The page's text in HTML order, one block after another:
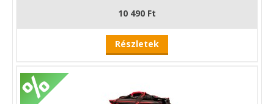
10 490 Ft
Részletek